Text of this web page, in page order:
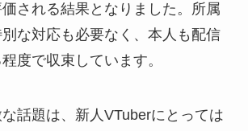
される結果となりました。所属
な対応も必要なく、本人も配信
度で収束しています。
話題は、新人VTuberにとっては